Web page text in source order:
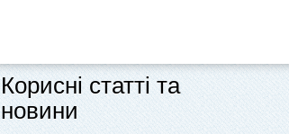
Корисні статті та
новини